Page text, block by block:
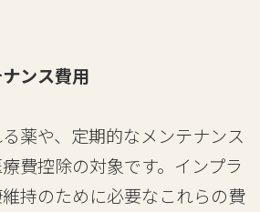
ンス費用
薬や、定期的なメンテナンス
費控除の対象です。インプラ
持のために必要なこれらの費